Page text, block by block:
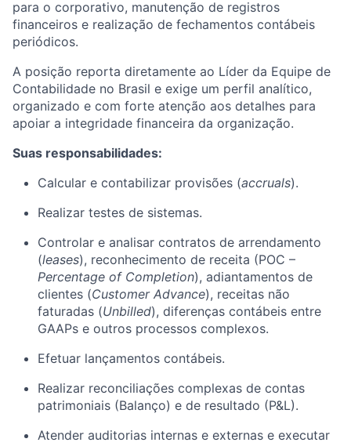
para o corporativo, manutenção de registros
financeiros e realização de fechamentos contábeis
periódicos.
A posição reporta diretamente ao Líder da Equipe de
Contabilidade no Brasil e exige um perfil analítico,
organizado e com forte atenção aos detalhes para
apoiar a integridade financeira da organização.
Suas responsabilidades:
Calcular e contabilizar provisões (accruals).
Realizar testes de sistemas.
Controlar e analisar contratos de arrendamento
(leases), reconhecimento de receita (POC –
Percentage of Completion), adiantamentos de
clientes (Customer Advance), receitas não
faturadas (Unbilled), diferenças contábeis entre
GAAPs e outros processos complexos.
Efetuar lançamentos contábeis.
Realizar reconciliações complexas de contas
patrimoniais (Balanço) e de resultado (P&L).
Atender auditorias internas e externas e executar